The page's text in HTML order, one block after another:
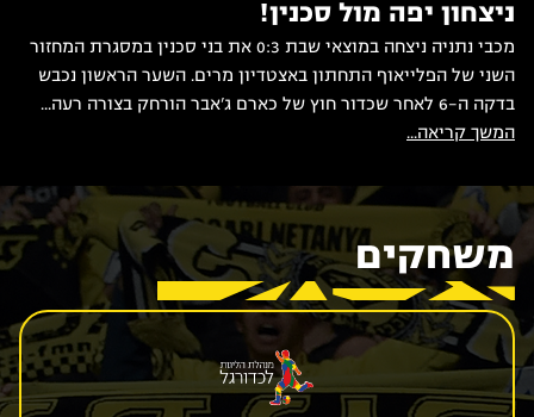
ניצחון יפה מול סכנין!
מכבי נתניה ניצחה במוצאי שבת 0:3 את בני סכנין במסגרת המחזור
השני של הפלייאוף התחתון באצטדיון מרים. השער הראשון נכבש
בדקה ה-6 לאחר שכדור חוץ של כארם ג'אבר הורחק בצורה רעה...
המשך קריאה...
משחקים